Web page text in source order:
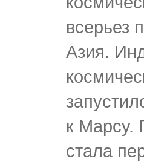
всерьез
Азия.
к Марсу.
стала